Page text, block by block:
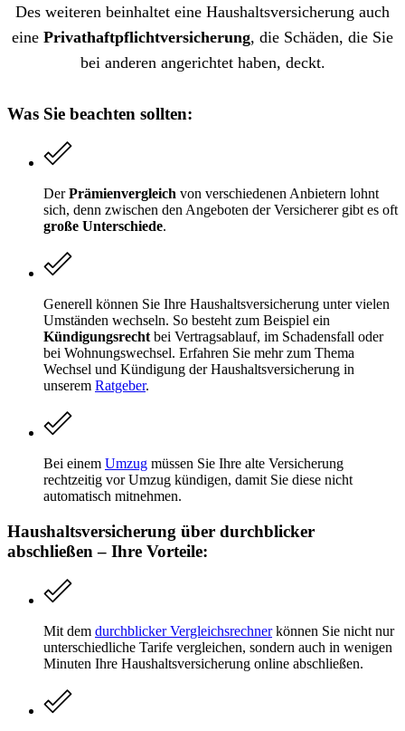
Des weiteren beinhaltet eine Haushaltsversicherung auch
eine Privathaftpflichtversicherung, die Schäden, die Sie
bei anderen angerichtet haben, deckt.
Was Sie beachten sollten:
DerPrämienvergleich von verschiedenen Anbietern lohnt
sich, denn zwischen den Angeboten der Versicherer gibt es oft
große Unterschiede.
Generell können Sie Ihre Haushaltsversicherung unter vielen
Umständen wechseln. So besteht zum Beispiel ein
Kündigungsrecht bei Vertragsablauf, im Schadensfall oder
bei Wohnungswechsel. Erfahren Sie mehr zum Thema
Wechsel und Kündigung der Haushaltsversicherung in
unserem Ratgeber.
Bei einem Umzug müssen Sie Ihre alte Versicherung
rechtzeitig vor Umzug kündigen, damit Sie diese nicht
automatisch mitnehmen.
Haushaltsversicherung über durchblicker
abschließen – Ihre Vorteile:
Mit dem durchblicker Vergleichsrechnerkönnen Sie nicht nur
unterschiedliche Tarife vergleichen, sondern auch in wenigen
Minuten Ihre Haushaltsversicherung online abschließen.